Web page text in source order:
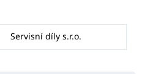
Servisní díly s.r.o.